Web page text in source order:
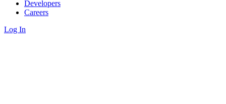
Developers
Careers
Log In